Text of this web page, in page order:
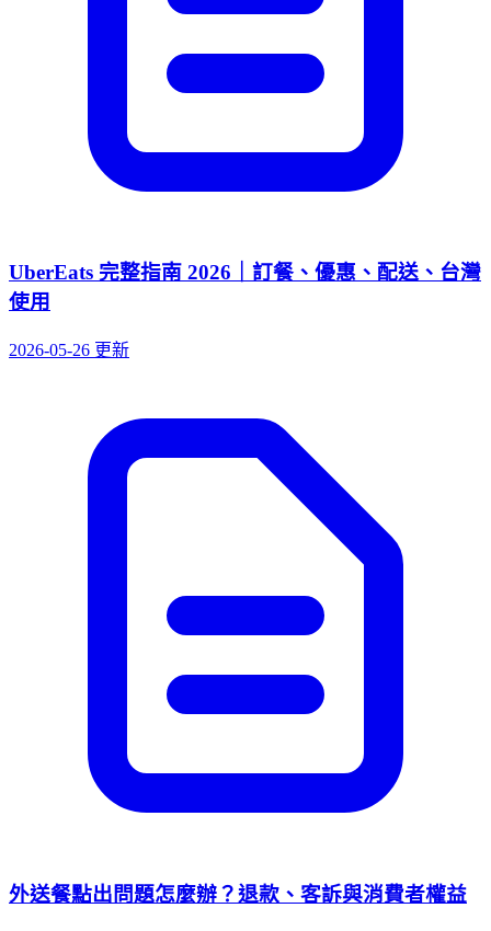
UberEats 完整指南 2026｜訂餐、優惠、配送、台灣
使用
2026-05-26 更新
外送餐點出問題怎麼辦？退款、客訴與消費者權益